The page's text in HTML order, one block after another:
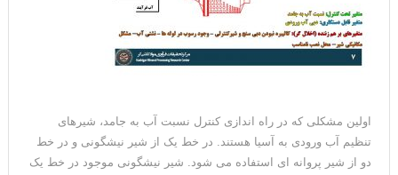
اولین مشکلی که در راه اندازی کنترل نسبت آب به جامد، شیرهای
تنظیم آب ورودی به آسیا هستند. در خط یک از شیر نیشگونی و در خط
دو از شیر پروانه ای استفاده می شود. شیر نیشگونی موجود در خط یک